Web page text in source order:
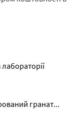
гранат...